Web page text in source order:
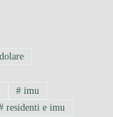
# imu
residenti e imu